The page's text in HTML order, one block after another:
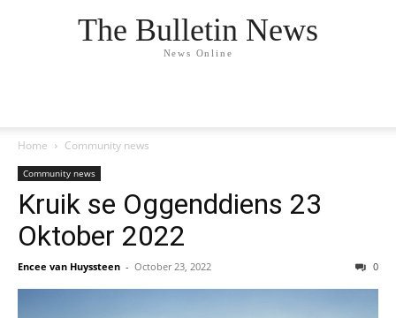
The Bulletin News
News Online
Home Community news
Community news
Kruik se Oggenddiens 23
Oktober 2022
Encee van Huyssteen - October 23, 2022 0